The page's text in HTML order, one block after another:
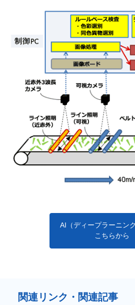
AI（ディープラーニン
こちらから
関連リンク・関連記事